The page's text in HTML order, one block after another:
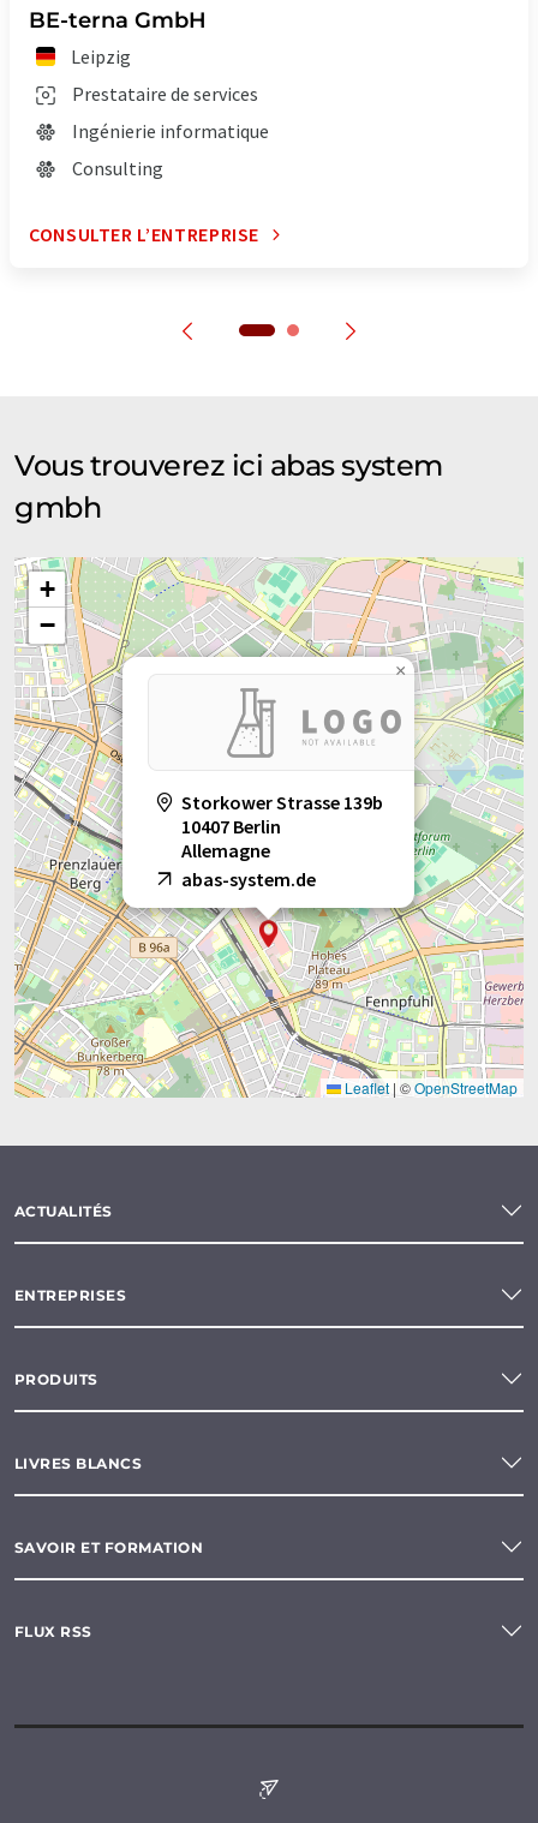
BE-terna GmbH
Leipzig
Prestataire de services
Ingénierie informatique
Consulting
CONSULTER L’ENTREPRISE
Vous trouverez ici abas system
gmbh
Storkower Strasse 139b
10407 Berlin
Allemagne
abas-system.de
×
+
−
Leaflet | ©OpenStreetMap
ACTUALITÉS
ENTREPRISES
PRODUITS
LIVRES BLANCS
SAVOIR ET FORMATION
FLUX RSS